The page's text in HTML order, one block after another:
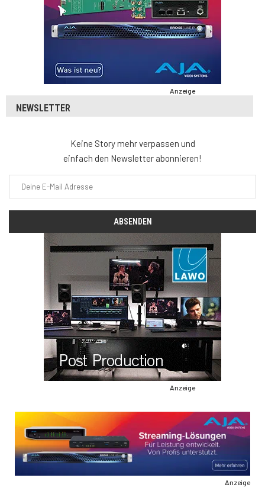
Anzeige
NEWSLETTER
Keine Story mehr verpassen und
einfach den Newsletter abonnieren!
Anzeige
Anzeige